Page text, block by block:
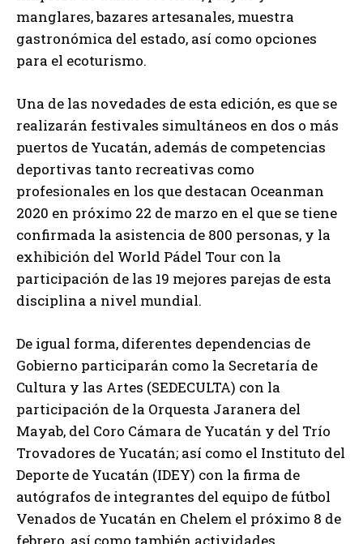
manglares, bazares artesanales, muestra
gastronómica del estado, así como opciones
para el ecoturismo.
Una de las novedades de esta edición, es que se
realizarán festivales simultáneos en dos o más
puertos de Yucatán, además de competencias
deportivas tanto recreativas como
profesionales en los que destacan Oceanman
2020 en próximo 22 de marzo en el que se tiene
confirmada la asistencia de 800 personas, y la
exhibición del World Pádel Tour con la
participación de las 19 mejores parejas de esta
disciplina a nivel mundial.
De igual forma, diferentes dependencias de
Gobierno participarán como la Secretaría de
Cultura y las Artes (SEDECULTA) con la
participación de la Orquesta Jaranera del
Mayab, del Coro Cámara de Yucatán y del Trío
Trovadores de Yucatán; así como el Instituto del
Deporte de Yucatán (IDEY) con la firma de
autógrafos de integrantes del equipo de fútbol
Venados de Yucatán en Chelem el próximo 8 de